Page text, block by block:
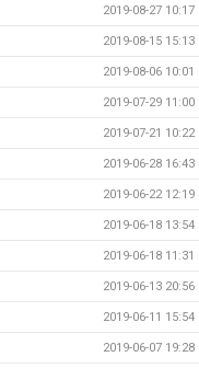
2019-08-27 10:17
2019-08-15 15:13
2019-08-06 10:01
2019-07-29 11:00
2019-07-21 10:22
2019-06-28 16:43
2019-06-22 12:19
2019-06-18 13:54
2019-06-18 11:31
2019-06-13 20:56
2019-06-11 15:54
2019-06-07 19:28